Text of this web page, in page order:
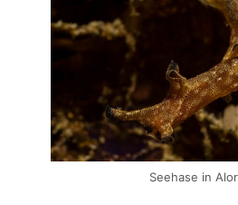
Seehase in Alor